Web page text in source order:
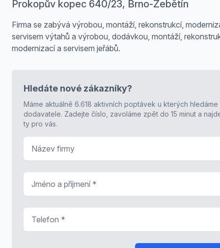
Prokopův kopec 640/23, Brno-Žebětín
Firma se zabývá výrobou, montáží, rekonstrukcí,
servisem výtahů a výrobou, dodávkou, montáží,
modernizací a servisem jeřábů.
Hledáte nové zákazníky?
Máme aktuálně 6.618 aktivních poptávek u kterých hledáme
dodavatele. Zadejte číslo, zavoláme zpět do 15 minut a
ty pro vás.